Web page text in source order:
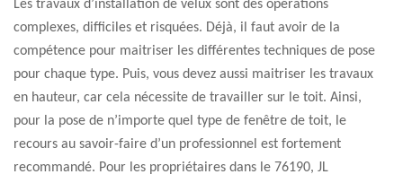
Les travaux d’installation de velux sont des opérations
complexes, difficiles et risquées. Déjà, il faut avoir de la
compétence pour maitriser les différentes techniques de pose
pour chaque type. Puis, vous devez aussi maitriser les travaux
en hauteur, car cela nécessite de travailler sur le toit. Ainsi,
pour la pose de n’importe quel type de fenêtre de toit, le
recours au savoir-faire d’un professionnel est fortement
recommandé. Pour les propriétaires dans le 76190, JL